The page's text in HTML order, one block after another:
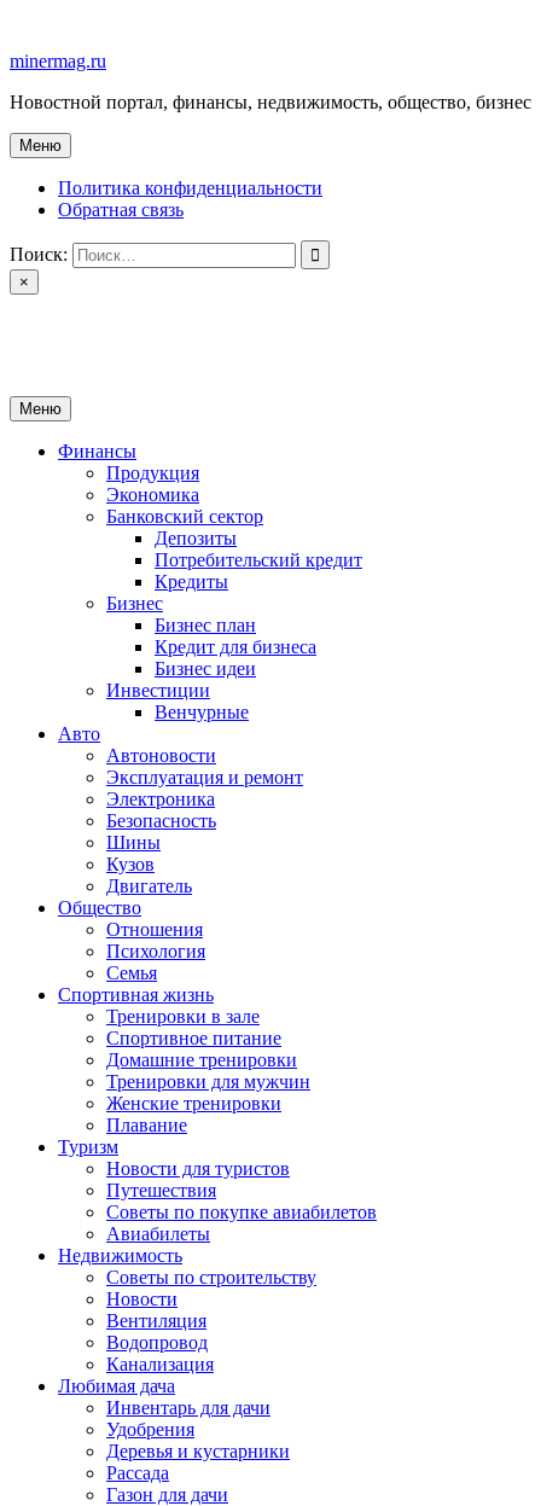
содержимому
minermag.ru
Новостной портал, финансы, недвижимость, общество, бизнес
Меню
Политика конфиденциальности
Обратная связь
Поиск:
×
Меню
Финансы
Продукция
Экономика
Банковский сектор
Депозиты
Потребительский кредит
Кредиты
Бизнес
Бизнес план
Кредит для бизнеса
Бизнес идеи
Инвестиции
Венчурные
Авто
Автоновости
Эксплуатация и ремонт
Электроника
Безопасность
Шины
Кузов
Двигатель
Общество
Отношения
Психология
Семья
Спортивная жизнь
Тренировки в зале
Спортивное питание
Домашние тренировки
Тренировки для мужчин
Женские тренировки
Плавание
Туризм
Новости для туристов
Путешествия
Советы по покупке авиабилетов
Авиабилеты
Недвижимость
Советы по строительству
Новости
Вентиляция
Водопровод
Канализация
Любимая дача
Инвентарь для дачи
Удобрения
Деревья и кустарники
Рассада
Газон для дачи